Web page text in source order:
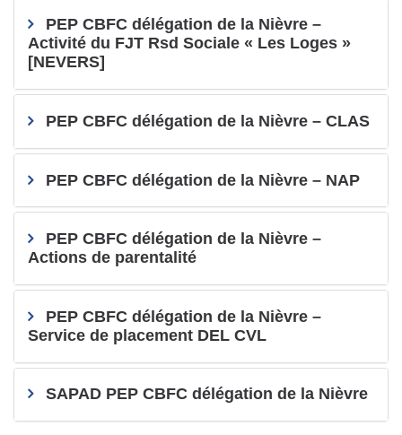
PEP CBFC délégation de la Nièvre –
Activité du FJT Rsd Sociale « Les Loges »
[NEVERS]
PEP CBFC délégation de la Nièvre – CLAS
PEP CBFC délégation de la Nièvre – NAP
PEP CBFC délégation de la Nièvre –
Actions de parentalité
PEP CBFC délégation de la Nièvre –
Service de placement DEL CVL
SAPAD PEP CBFC délégation de la Nièvre